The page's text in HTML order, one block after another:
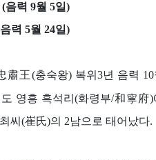
음력 9월 5일)
력 5월 24일)
肅王(충숙왕) 복위3년 음력
영흥 흑석리(화령부/和寧府
씨(崔氏)의 2남으로 태어났다.